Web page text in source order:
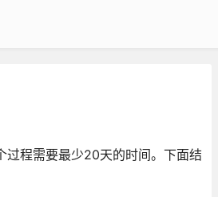
过程需要最少20天的时间。下面结